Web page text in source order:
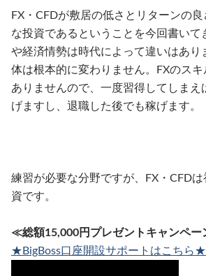
FX・CFDが敷居の低さとリターンの
な投資であるということを今回書いて
や経済情勢は時代によって違いはあり
体は根本的に変わりません。FXのス
ありませんので、一度習得してしまえ
げますし、退職した後でも稼げます。
練習が必要な分野ですが、FX・CFD
資です。
≪総額15,000円プレゼントキャンペ
★BigBoss口座開設サポートはこちら★